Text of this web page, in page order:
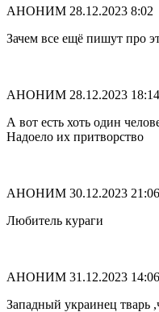
АНОНИМ 28.12.2023 8:02
Зачем все ещё пишут про
АНОНИМ 28.12.2023 18:14
А вот есть хоть один
Надоело их притворство
АНОНИМ 30.12.2023 21:06
Любитель кураги
АНОНИМ 31.12.2023 14:06
Западный украинец тварь